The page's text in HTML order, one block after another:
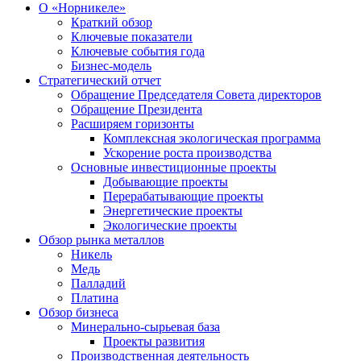
О «Норникеле»
Краткий обзор
Ключевые показатели
Ключевые события года
Бизнес-модель
Стратегический отчет
Обращение Председателя Совета директоров
Обращение Президента
Расширяем горизонты
Комплексная экологическая программа
Ускорение роста производства
Основные инвестиционные проекты
Добывающие проекты
Перерабатывающие проекты
Энергетические проекты
Экологические проекты
Обзор рынка металлов
Никель
Медь
Палладий
Платина
Обзор бизнеса
Минерально-сырьевая база
Проекты развития
Производственная деятельность